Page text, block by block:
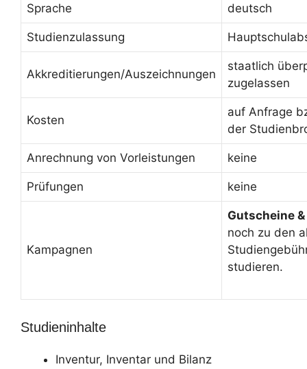
Sprache deutsch
Studienzulassung
Akkreditierungen/Auszeichnungen
staatlich
zugelassen
Kosten
auf Anfrage
der
Anrechnung von Vorleistungen keine
Prüfungen keine
Kampagnen
Gutscheine
noch zu den
studieren.
Studieninhalte
Inventur, Inventar und Bilanz